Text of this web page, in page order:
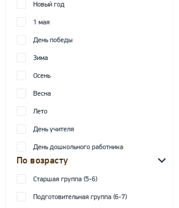
Новый год
1 мая
День победы
Зима
Осень
Весна
Лето
День учителя
День дошкольного работника
По возрасту
Старшая группа (5-6)
Подготовительная группа (6-7)